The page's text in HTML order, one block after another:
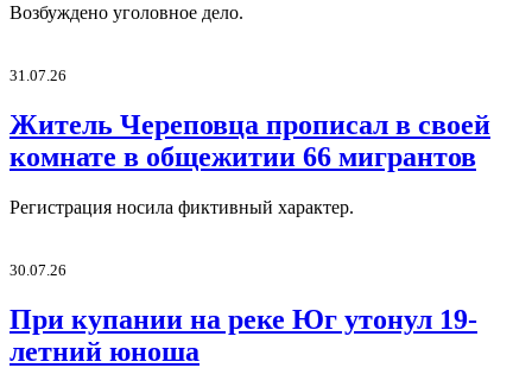
Возбуждено уголовное дело.
31.07.26
Житель Череповца прописал в своей
комнате в общежитии 66 мигрантов
Регистрация носила фиктивный характер.
30.07.26
При купании на реке Юг утонул 19-
летний юноша